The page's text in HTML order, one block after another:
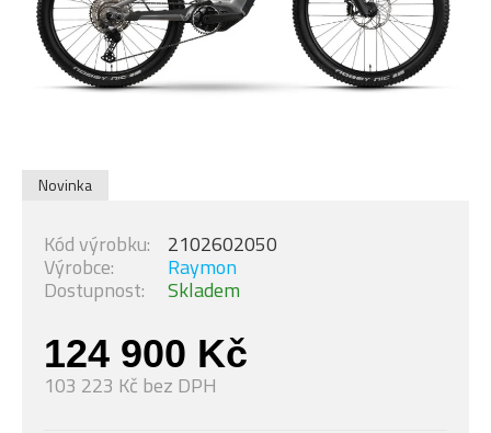
Novinka
124 900 Kč
103 223 Kč bez DPH
Dostupnost: Skladem
Výrobce: Raymon
Kód výrobku: 2102602050